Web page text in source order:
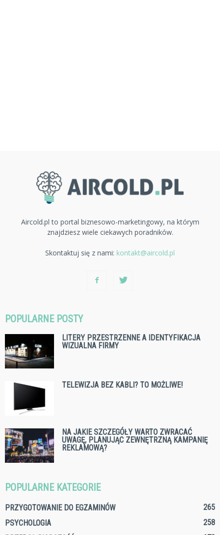
Aircold.pl to portal biznesowo-marketingowy, na którym
znajdziesz wiele ciekawych poradników.
Skontaktuj się z nami: kontakt@aircold.pl
POPULARNE POSTY
LITERY PRZESTRZENNE A IDENTYFIKACJA
WIZUALNA FIRMY
TELEWIZJA BEZ KABLI? TO MOŻLIWE!
NA JAKIE SZCZEGÓŁY WARTO ZWRACAĆ
UWAGĘ, PLANUJĄC ZEWNĘTRZNĄ KAMPANIĘ
REKLAMOWĄ?
POPULARNE KATEGORIE
PRZYGOTOWANIE DO EGZAMINÓW
265
PSYCHOLOGIA
258